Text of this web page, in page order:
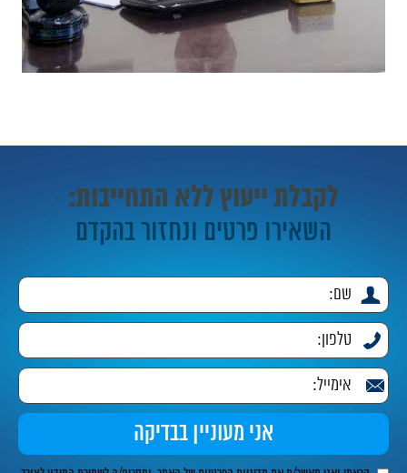
לקבלת ייעוץ ללא התחייבות:
השאירו פרטים ונחזור בהקדם